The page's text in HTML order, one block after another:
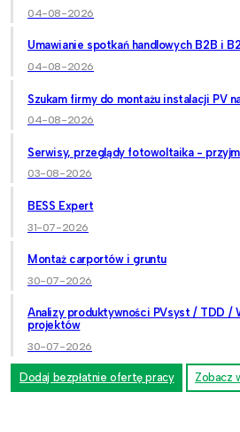
04-08-2026
Umawianie spotkań handlowych B2B i
04-08-2026
Szukam firmy do montażu instalacji PV
04-08-2026
Serwisy, przeglądy fotowoltaika -
03-08-2026
BESS Expert
31-07-2026
Montaż carportów i gruntu
30-07-2026
Analizy produktywności PVsyst / TDD /
projektów
30-07-2026
Dodaj bezpłatnie ofertę pracy Zobacz